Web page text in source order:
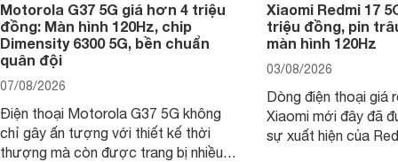
Motorola G37 5G giá hơn 4 triệu
đồng: Màn hình 120Hz, chip
Dimensity 6300 5G, bền chuẩn
quân đội
07/08/2026
Điện thoại Motorola G37 5G không
chỉ gây ấn tượng với thiết kế thời
thượng mà còn được trang bị nhiều
Xiaomi Redmi 17
triệu đồng, pin
màn hình 120Hz
03/08/2026
Dòng điện thoại giá
Xiaomi mới đây đã
sự xuất hiện của